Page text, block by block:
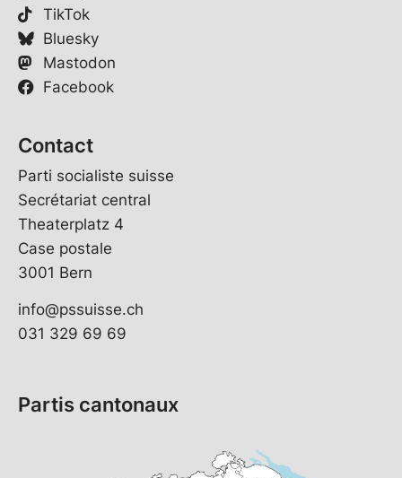
TikTok
Bluesky
Mastodon
Facebook
Contact
Parti socialiste suisse
Secrétariat central
Theaterplatz 4
Case postale
3001 Bern
info@pssuisse.ch
031 329 69 69
Partis cantonaux